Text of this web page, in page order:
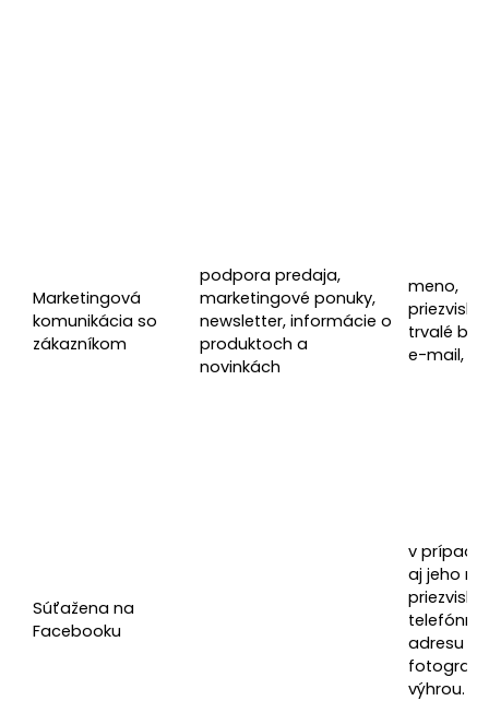
Marketingová
komunikácia so
zákazníkom
podpora predaja,
marketingové ponuky,
newsletter, informácie o
produktoch a
novinkách
meno,
trvalé
e-mail,
Súťažena na
Facebooku
v
aj jeho
priezvisko,
telefónne
adresu a
výhrou.